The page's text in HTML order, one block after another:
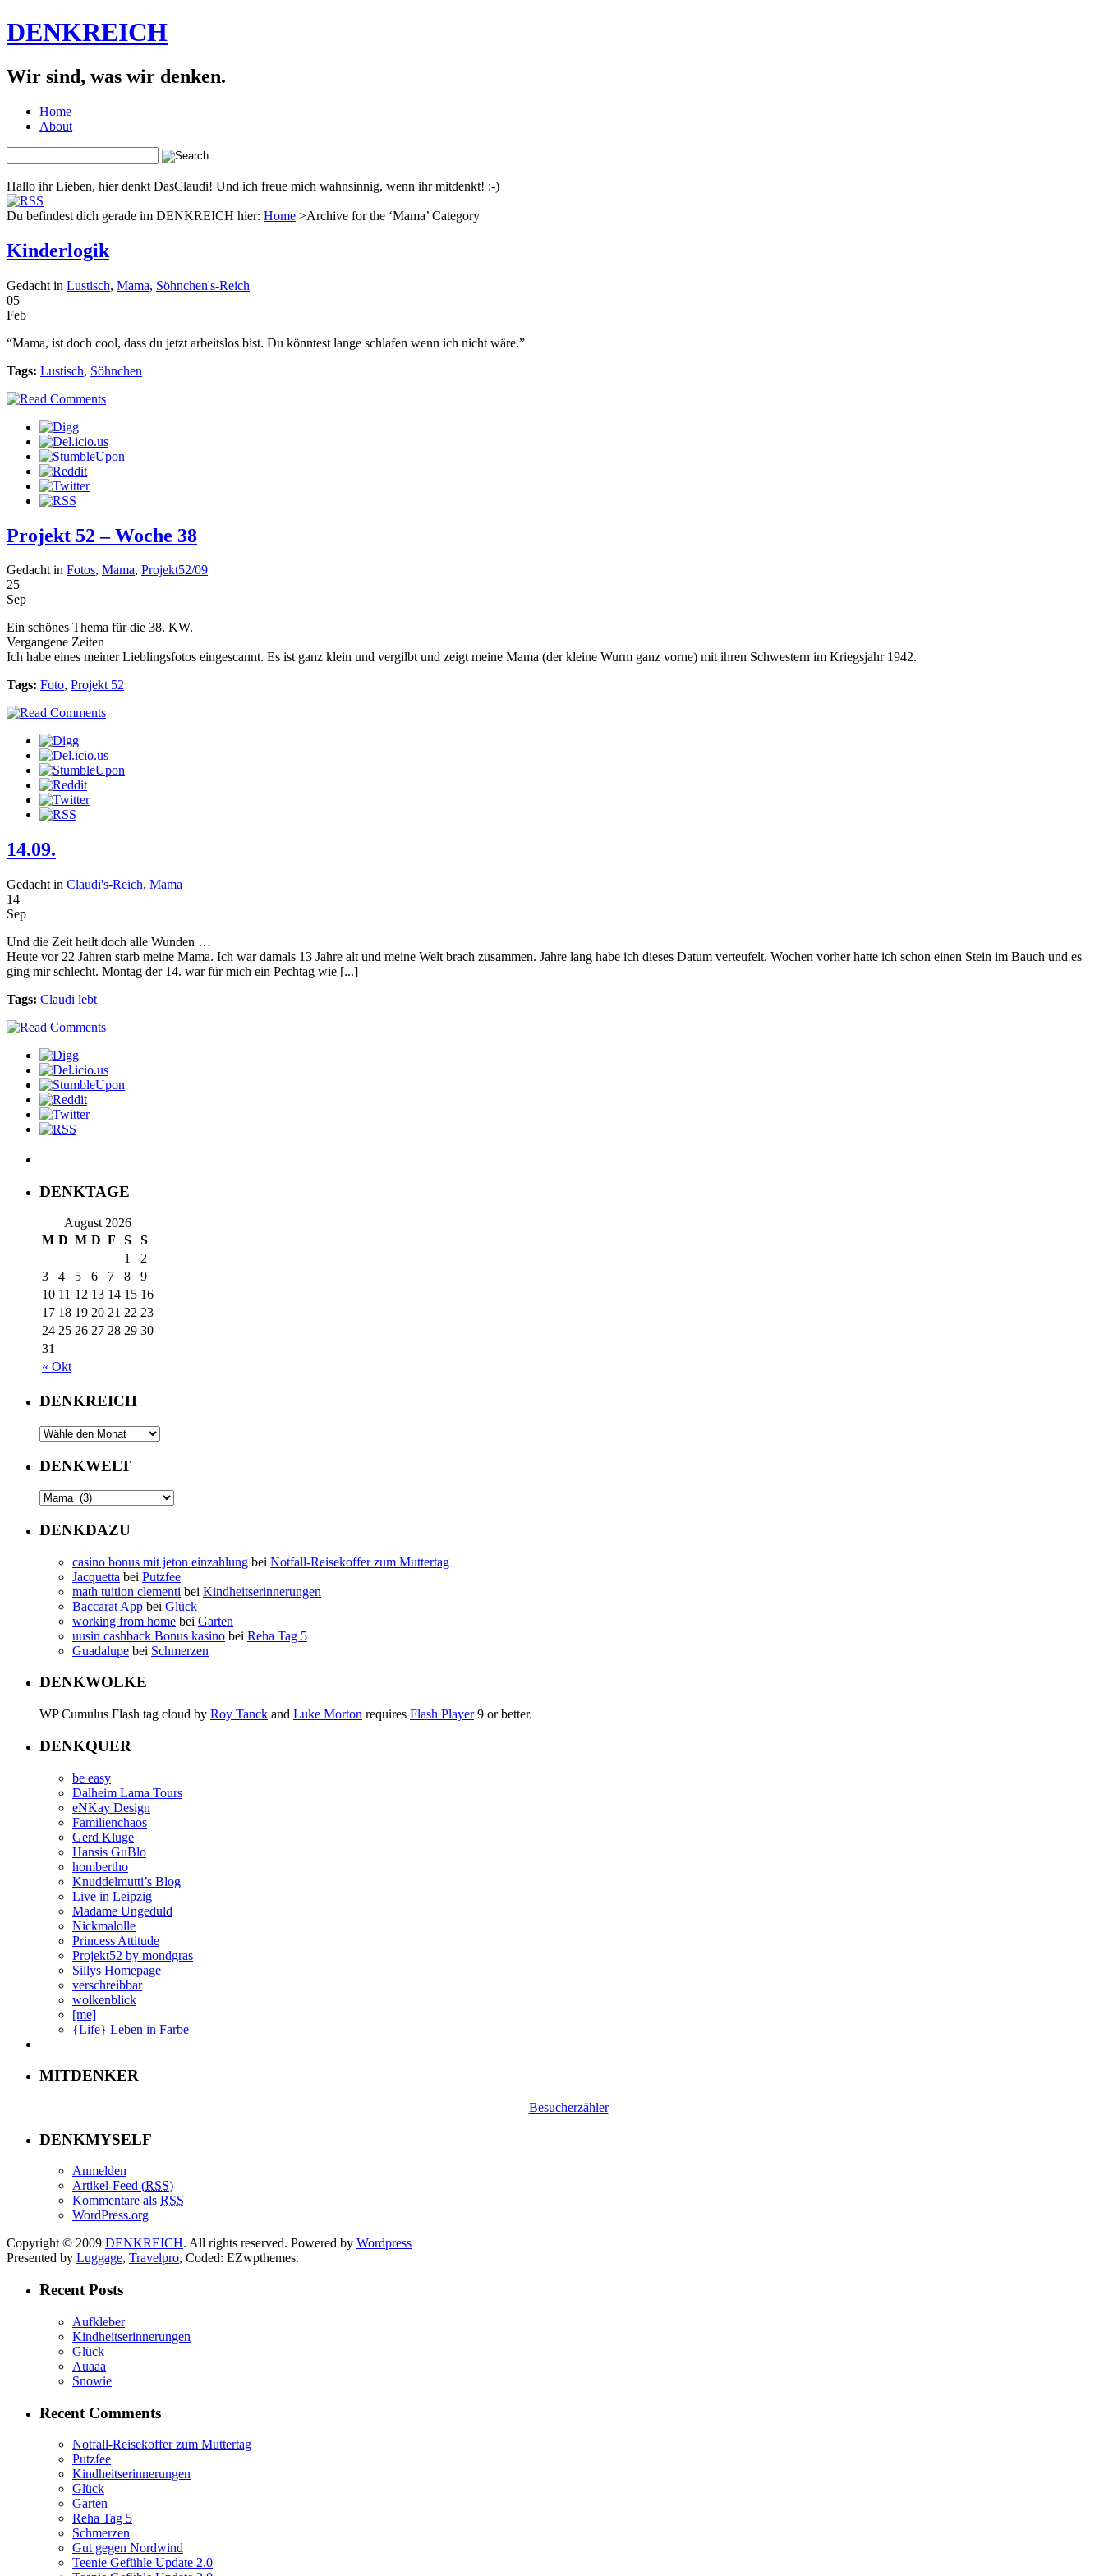
DENKREICH
Wir sind, was wir denken.
Home
About
Hallo ihr Lieben, hier denkt DasClaudi! Und ich freue mich wahnsinnig, wenn ihr mitdenkt! :-)
Du befindest dich gerade im DENKREICH hier: Home >Archive for the ‘Mama’ Category
Kinderlogik
Gedacht in Lustisch, Mama, Söhnchen's-Reich
05
Feb
“Mama, ist doch cool, dass du jetzt arbeitslos bist. Du könntest lange schlafen wenn ich nicht wäre.”
Tags: Lustisch, Söhnchen
Projekt 52 – Woche 38
Gedacht in Fotos, Mama, Projekt52/09
25
Sep
Ein schönes Thema für die 38. KW.
Vergangene Zeiten
Ich habe eines meiner Lieblingsfotos eingescannt. Es ist ganz klein und vergilbt und zeigt meine Mama (der kleine Wurm ganz vorne) mit ihren Schwestern im Kriegsjahr 1942.
Tags: Foto, Projekt 52
14.09.
Gedacht in Claudi's-Reich, Mama
14
Sep
Und die Zeit heilt doch alle Wunden …
Heute vor 22 Jahren starb meine Mama. Ich war damals 13 Jahre alt und meine Welt brach zusammen. Jahre lang habe ich dieses Datum verteufelt. Wochen vorher hatte ich schon einen Stein im Bauch und es
ging mir schlecht. Montag der 14. war für mich ein Pechtag wie [...]
Tags: Claudi lebt
DENKTAGE
August 2026
M D M D F S S
« Okt
1
2
3
4 5 6 7 8
9
10 11 12 13 14 15 16
17 18 19 20 21 22 23
24 25 26 27 28 29 30
31
DENKREICH
DENKWELT
DENKDAZU
casino bonus mit jeton einzahlung bei Notfall-Reisekoffer zum Muttertag
Jacquetta bei Putzfee
math tuition clementi bei Kindheitserinnerungen
Baccarat App bei Glück
working from home bei Garten
uusin cashback Bonus kasino bei Reha Tag 5
Guadalupe bei Schmerzen
DENKWOLKE
WP Cumulus Flash tag cloud by Roy Tanck and Luke Morton requires Flash Player9 or better.
DENKQUER
be easy
Dalheim Lama Tours
eNKay Design
Familienchaos
Gerd Kluge
Hansis GuBlo
hombertho
Knuddelmutti’s Blog
Live in Leipzig
Madame Ungeduld
Nickmalolle
Princess Attitude
Projekt52 by mondgras
Sillys Homepage
verschreibbar
wolkenblick
[me]
{Life} Leben in Farbe
MITDENKER
Besucherzähler
DENKMYSELF
Anmelden
Artikel-Feed (RSS)
Kommentare als RSS
WordPress.org
Copyright © 2009 DENKREICH. All rights reserved. Powered by Wordpress
Presented by Luggage, Travelpro, Coded: EZwpthemes.
Recent Posts
Aufkleber
Kindheitserinnerungen
Glück
Auaaa
Snowie
Recent Comments
Notfall-Reisekoffer zum Muttertag
Putzfee
Kindheitserinnerungen
Glück
Garten
Reha Tag 5
Schmerzen
Gut gegen Nordwind
Teenie Gefühle Update 2.0